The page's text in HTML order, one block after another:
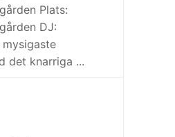
Plats:
DJ:
det knarriga ...